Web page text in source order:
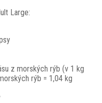
Large:
z morských rýb (v 1 kg
rýb = 1,04 kg